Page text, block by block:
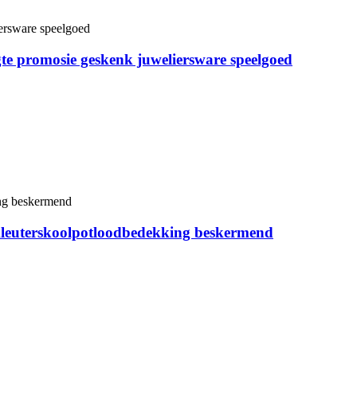
promosie geskenk juweliersware speelgoed
beskermend